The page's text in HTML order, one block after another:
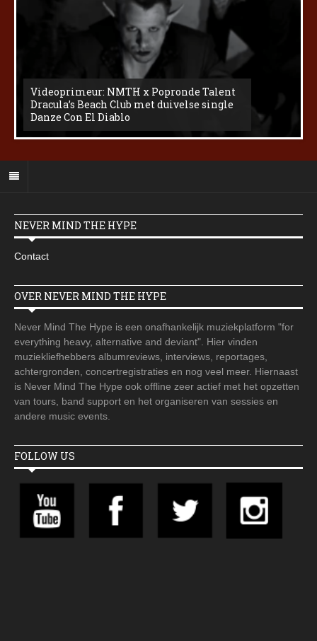
Videoprimeur: NMTH x Popronde Talent
Dracula’s Beach Club met duivelse single
Danze Con El Diablo
NEVER MIND THE HYPE
Contact
OVER NEVER MIND THE HYPE
Never Mind The Hype is een onafhankelijk muziekplatform "for
everything heavy, alternative and deviant". Hier vinden
muziekliefhebbers albumreviews, interviews, reportages,
achtergronden, concertregistraties en nog veel meer. Hiernaast
is Never Mind The Hype ook offline zeer actief met het opzetten
van tours, band support en het organiseren van sessies en
andere music events.
FOLLOW US